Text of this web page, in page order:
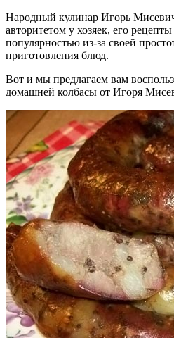
Народный кулинар Игорь
авторитетом у хозяек, его
популярностью из-за своей
приготовления блюд.
Вот и мы предлагаем вам
домашней колбасы от Игоря